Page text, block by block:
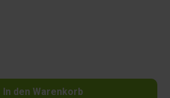
oder benutze die Schaltflächen um die Anzahl
In den Warenkorb